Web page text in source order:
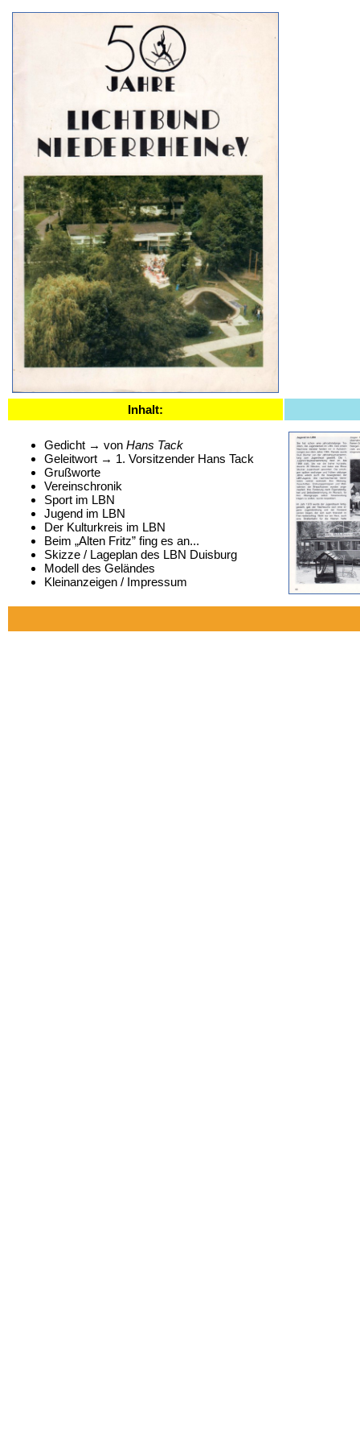
Inhalt:
Gedicht → von Hans Tack
Geleitwort → 1. Vorsitzender Hans Tack
Grußworte
Vereinschronik
Sport im LBN
Jugend im LBN
Der Kulturkreis im LBN
Beim „Alten Fritz” fing es an...
Skizze / Lageplan des LBN Duisburg
Modell des Geländes
Kleinanzeigen / Impressum